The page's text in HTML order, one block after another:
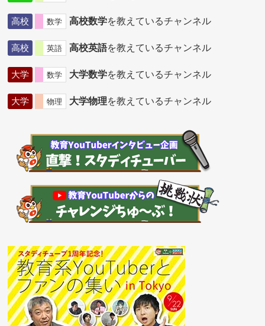
高校 数学 高校数学を教えているチャンネル
高校 英語 高校英語を教えているチャンネル
大学 数学 大学数学を教えているチャンネル
大学 物理 大学物理を教えているチャンネル